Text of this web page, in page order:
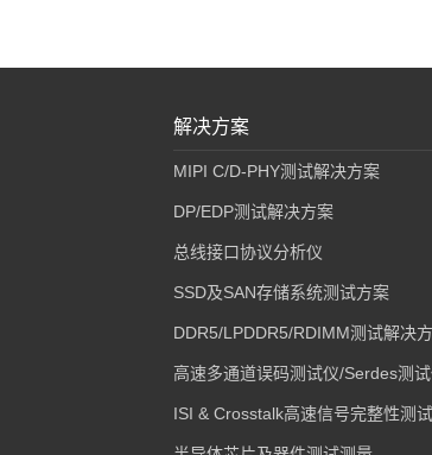
解决方案
MIPI C/D-PHY测试解决方案
DP/EDP测试解决方案
总线接口协议分析仪
SSD及SAN存储系统测试方案
DDR5/LPDDR5/RDIMM测试解决
高速多通道误码测试仪/Serdes测
ISI & Crosstalk高速信号完整性测